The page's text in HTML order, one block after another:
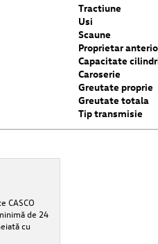
Tractiune
Usi
Scaune
Proprietar
Capacitate
Caroserie
Greutate proprie
Greutate totala
Tip transmisie
CASCO
de 24
cu